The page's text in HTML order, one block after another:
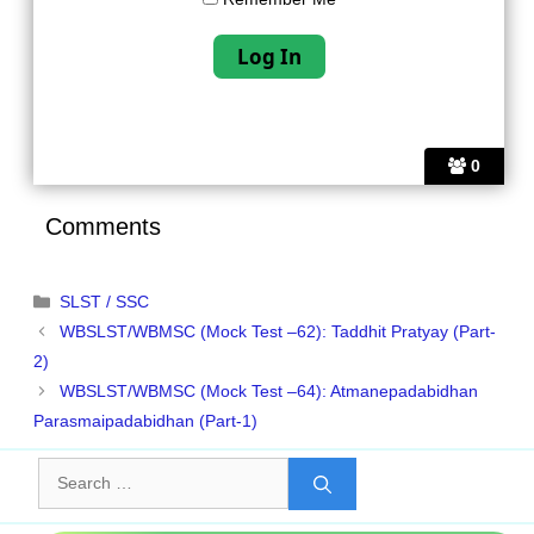
0
Comments
Categories
SLST / SSC
WBSLST/WBMSC (Mock Test –62): Taddhit Pratyay (Part-
2)
WBSLST/WBMSC (Mock Test –64): Atmanepadabidhan
Parasmaipadabidhan (Part-1)
for: